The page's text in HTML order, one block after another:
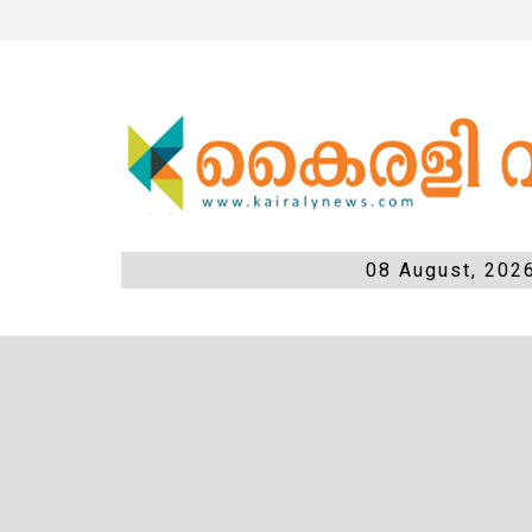
08 August,